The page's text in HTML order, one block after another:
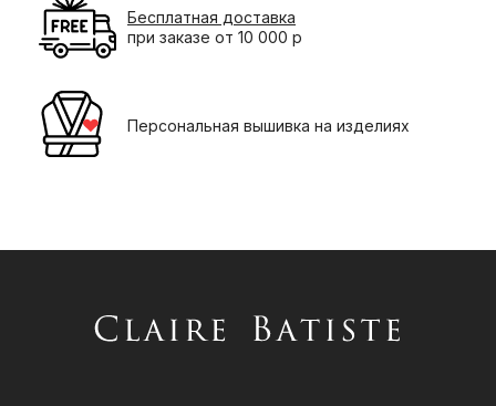
Бесплатная доставка
при заказе от 10 000 р
Персональная вышивка на изделиях